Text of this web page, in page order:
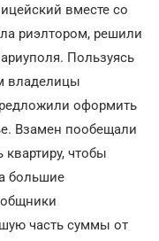
вместе со
риэлтором, решили
Пользуясь
владелицы
оформить
Взамен пообещали
чтобы
большие
часть суммы от